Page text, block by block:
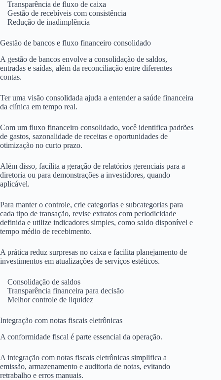
Transparência de fluxo de caixa
Gestão de recebíveis com consistência
Redução de inadimplência
Gestão de bancos e fluxo financeiro consolidado
A gestão de bancos envolve a consolidação de saldos,
entradas e saídas, além da reconciliação entre diferentes
contas.
Ter uma visão consolidada ajuda a entender a saúde financeira
da clínica em tempo real.
Com um fluxo financeiro consolidado, você identifica padrões
de gastos, sazonalidade de receitas e oportunidades de
otimização no curto prazo.
Além disso, facilita a geração de relatórios gerenciais para a
diretoria ou para demonstrações a investidores, quando
aplicável.
Para manter o controle, crie categorias e subcategorias para
cada tipo de transação, revise extratos com periodicidade
definida e utilize indicadores simples, como saldo disponível e
tempo médio de recebimento.
A prática reduz surpresas no caixa e facilita planejamento de
investimentos em atualizações de serviços estéticos.
Consolidação de saldos
Transparência financeira para decisão
Melhor controle de liquidez
Integração com notas fiscais eletrônicas
A conformidade fiscal é parte essencial da operação.
A integração com notas fiscais eletrônicas simplifica a
emissão, armazenamento e auditoria de notas, evitando
retrabalho e erros manuais.